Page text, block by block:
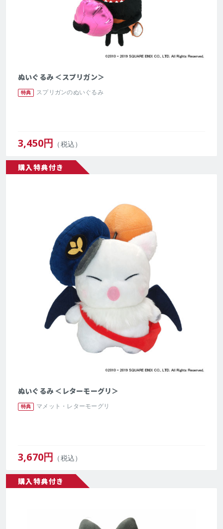
ぬいぐるみ ＜スプリガン＞
3,450円 （税込）
特典 スプリガンのぬいぐるみ
購入特典付き
ぬいぐるみ ＜レターモーグリ＞
3,670円 （税込）
特典 マメット・レターモーグリ
購入特典付き